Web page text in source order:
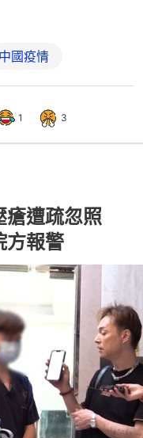
中國疫情
1 3
瘡遭疏忽照
報警